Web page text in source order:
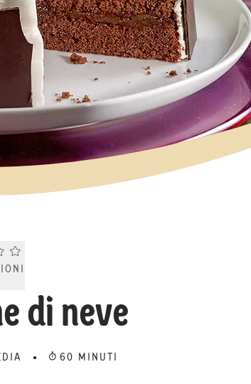
rating 0.0. Click to rate.
di neve
60 MINUTI